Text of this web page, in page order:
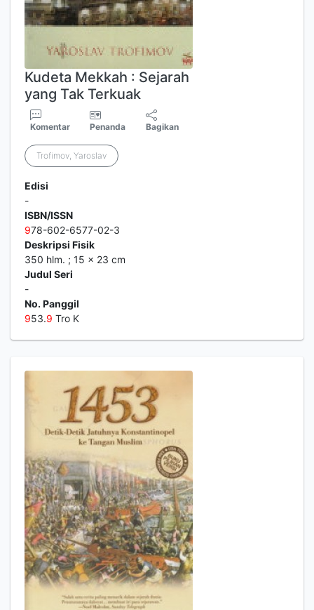
Kudeta Mekkah : Sejarah
yang Tak Terkuak
Komentar Penanda Bagikan
Trofimov, Yaroslav
Edisi
-
ISBN/ISSN
978-602-6577-02-3
Deskripsi Fisik
350 hlm. ; 15 x 23 cm
Judul Seri
-
No. Panggil
953.9 Tro K